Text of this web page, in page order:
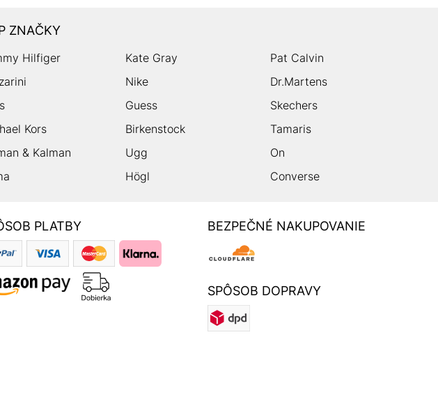
ZNAČKY
Hilfiger Kate Gray
Pat Calvin
Nike
Dr.Martens
Guess
Skechers
Kors
Birkenstock
Tamaris
& Kalman
Ugg
On
Högl Converse
PLATBY BEZPEČNÉ NAKUPOVANIE
SPÔSOB DOPRAVY